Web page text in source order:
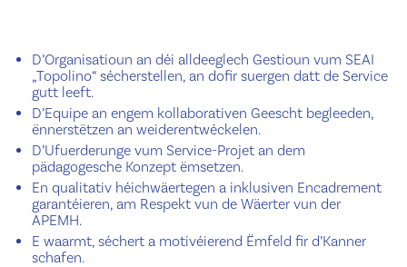
D’Organisatioun an déi alldeeglech Gestioun vum SEAI
„Topolino“ sécherstellen, an dofir suergen datt de Service
gutt leeft.
D’Equipe an engem kollaborativen Geescht begleeden,
ënnerstëtzen an weiderentwéckelen.
D’Ufuerderunge vum Service-Projet an dem
pädagogesche Konzept ëmsetzen.
En qualitativ héichwäertegen a inklusiven Encadrement
garantéieren, am Respekt vun de Wäerter vun der
APEMH.
E waarmt, séchert a motivéierend Ëmfeld fir d’Kanner
schafen.